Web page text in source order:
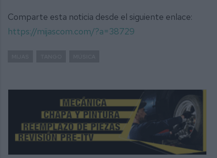
Comparte esta noticia desde el siguiente enlace:
https://mijascom.com/?a=38729